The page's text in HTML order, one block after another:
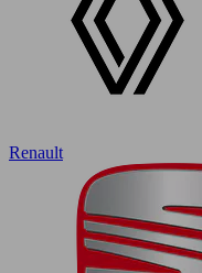
Renault